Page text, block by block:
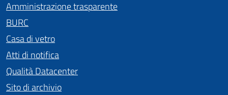
Amministrazione trasparente
BURC
Casa di vetro
Atti di notifica
Qualità Datacenter
Sito di archivio